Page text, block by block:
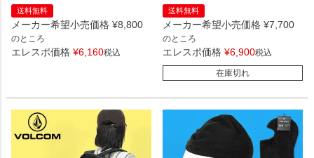
送料無料
メーカー希望小売価格 ¥8,800
のところ
エレスポ価格 ¥6,160税込
送料無料
メーカー希望小売価格 ¥7,700
のところ
エレスポ価格 ¥6,900税込
在庫切れ